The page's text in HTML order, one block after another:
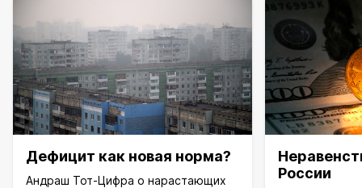
Дефицит как новая норма?
Андраш Тот-Цифра о нарастающих
России